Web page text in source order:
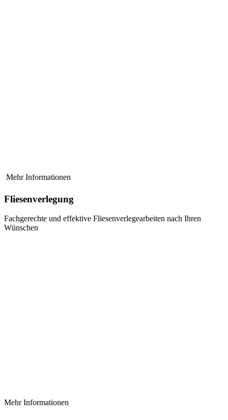
Mehr Informationen
Fliesenverlegung
Fachgerechte und effektive Fliesenverlegearbeiten nach Ihren
Wünschen
Mehr Informationen